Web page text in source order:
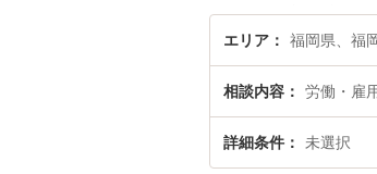
ラブル解決の実績豊富な近
めです。
エリア 福岡県、福
相談内容 労働・雇
詳細条件 未選択